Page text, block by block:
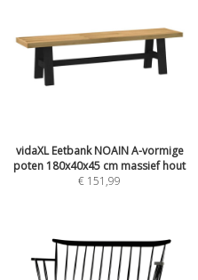
vidaXL Eetbank NOAIN A-vormige
poten 180x40x45 cm massief hout
€ 151,99